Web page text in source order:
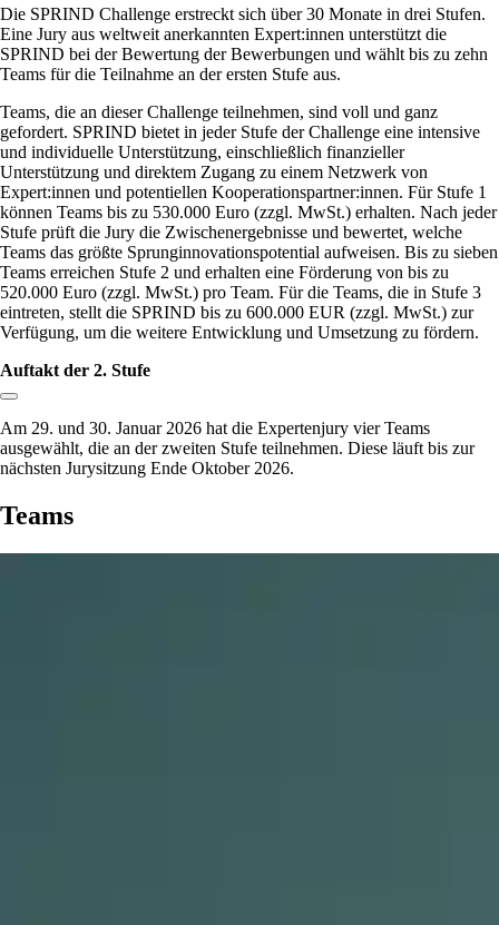
Die SPRIND Challenge erstreckt sich über 30 Monate in drei Stufen.
Eine Jury aus weltweit anerkannten Expert:innen unterstützt die
SPRIND bei der Bewertung der Bewerbungen und wählt bis zu zehn
Teams für die Teilnahme an der ersten Stufe aus.
Teams, die an dieser Challenge teilnehmen, sind voll und ganz
gefordert. SPRIND bietet in jeder Stufe der Challenge eine intensive
und individuelle Unterstützung, einschließlich finanzieller
Unterstützung und direktem Zugang zu einem Netzwerk von
Expert:innen und potentiellen Kooperationspartner:innen. Für Stufe 1
können Teams bis zu 530.000 Euro (zzgl. MwSt.) erhalten. Nach jeder
Stufe prüft die Jury die Zwischenergebnisse und bewertet, welche
Teams das größte Sprunginnovationspotential aufweisen. Bis zu sieben
Teams erreichen Stufe 2 und erhalten eine Förderung von bis zu
520.000 Euro (zzgl. MwSt.) pro Team. Für die Teams, die in Stufe 3
eintreten, stellt die SPRIND bis zu 600.000 EUR (zzgl. MwSt.) zur
Verfügung, um die weitere Entwicklung und Umsetzung zu fördern.
Auftakt der 2. Stufe
Link zum Abschnitt kopieren:
Am 29. und 30. Januar 2026 hat die Expertenjury vier Teams
ausgewählt, die an der zweiten Stufe teilnehmen. Diese läuft bis zur
nächsten Jurysitzung Ende Oktober 2026.
Teams